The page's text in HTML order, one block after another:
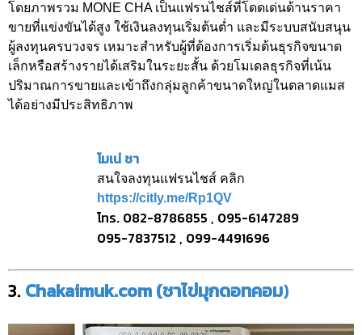
โดยภาพรวม MONE CHA เป็นแฟรนไชส์ที่โดดเด่นด้านราคา
ขายที่แข่งขันได้สูง ใช้เงินลงทุนเริ่มต้นต่ำ และมีระบบสนับสนุน
ผู้ลงทุนครบวงจร เหมาะสำหรับผู้ที่ต้องการเริ่มต้นธุรกิจขนาด
เล็กหรือสร้างรายได้เสริมในระยะสั้น ด้วยโมเดลธุรกิจที่เน้น
ปริมาณการขายและเข้าถึงกลุ่มลูกค้าขนาดใหญ่ในตลาดแมส
ได้อย่างมีประสิทธิภาพ
โมเน่ ชา
สนใจลงทุนแฟรนไชส์ คลิก
https://citly.me/Rp1QV
โทร. 082-8786855 , 095-6147289
095-7837512 , 099-4491696
3. Chakaimuk.com (ชาไข่มุกดอทคอม)